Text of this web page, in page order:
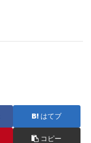
はてブ
コピー